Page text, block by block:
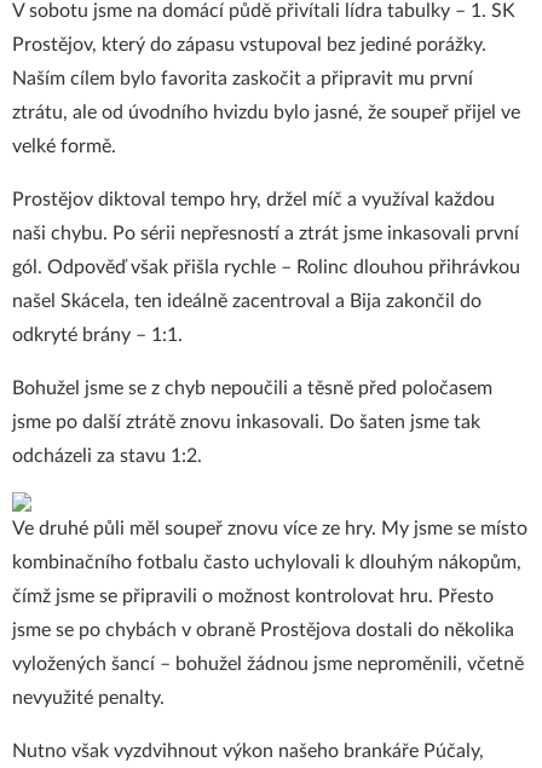
V sobotu jsme na domácí půdě přivítali lídra tabulky – 1. SK
Prostějov, který do zápasu vstupoval bez jediné porážky.
Naším cílem bylo favorita zaskočit a připravit mu první
ztrátu, ale od úvodního hvizdu bylo jasné, že soupeř přijel ve
velké formě.
Prostějov diktoval tempo hry, držel míč a využíval každou
naši chybu. Po sérii nepřesností a ztrát jsme inkasovali první
gól. Odpověď však přišla rychle – Rolinc dlouhou přihrávkou
našel Skácela, ten ideálně zacentroval a Bija zakončil do
odkryté brány – 1:1.
Bohužel jsme se z chyb nepoučili a těsně před poločasem
jsme po další ztrátě znovu inkasovali. Do šaten jsme tak
odcházeli za stavu 1:2.
Ve druhé půli měl soupeř znovu více ze hry. My jsme se místo
kombinačního fotbalu často uchylovali k dlouhým nákopům,
čímž jsme se připravili o možnost kontrolovat hru. Přesto
jsme se po chybách v obraně Prostějova dostali do několika
vyložených šancí – bohužel žádnou jsme neproměnili, včetně
nevyužité penalty.
Nutno však vyzdvihnout výkon našeho brankáře Púčaly,